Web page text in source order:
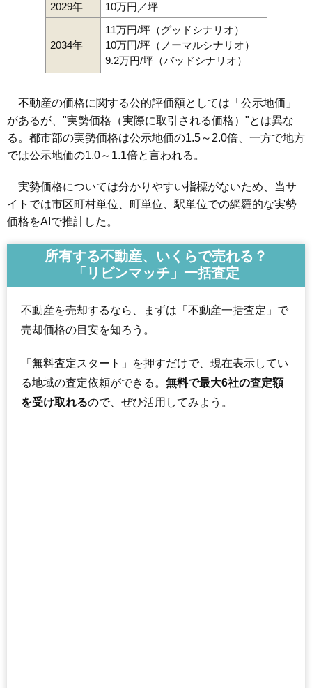
2029年
10万円／坪
2034年
11万円/坪（グッドシナリオ）
10万円/坪（ノーマルシナリオ）
9.2万円/坪（バッドシナリオ）
不動産の価格に関する公的評価額としては「公示地価」
があるが、"実勢価格（実際に取引される価格）"とは異な
る。都市部の実勢価格は公示地価の1.5～2.0倍、一方で地方
では公示地価の1.0～1.1倍と言われる。
実勢価格については分かりやすい指標がないため、当サ
イトでは市区町村単位、町単位、駅単位での網羅的な実勢
価格をAIで推計した。
所有する不動産、いくらで売れる？
「リビンマッチ」一括査定
不動産を売却するなら、まずは「不動産一括査定」で
売却価格の目安を知ろう。
「無料査定スタート」を押すだけで、現在表示してい
る地域の査定依頼ができる。 無料で最大6社の査定額
を受け取れるので、ぜひ活用してみよう。